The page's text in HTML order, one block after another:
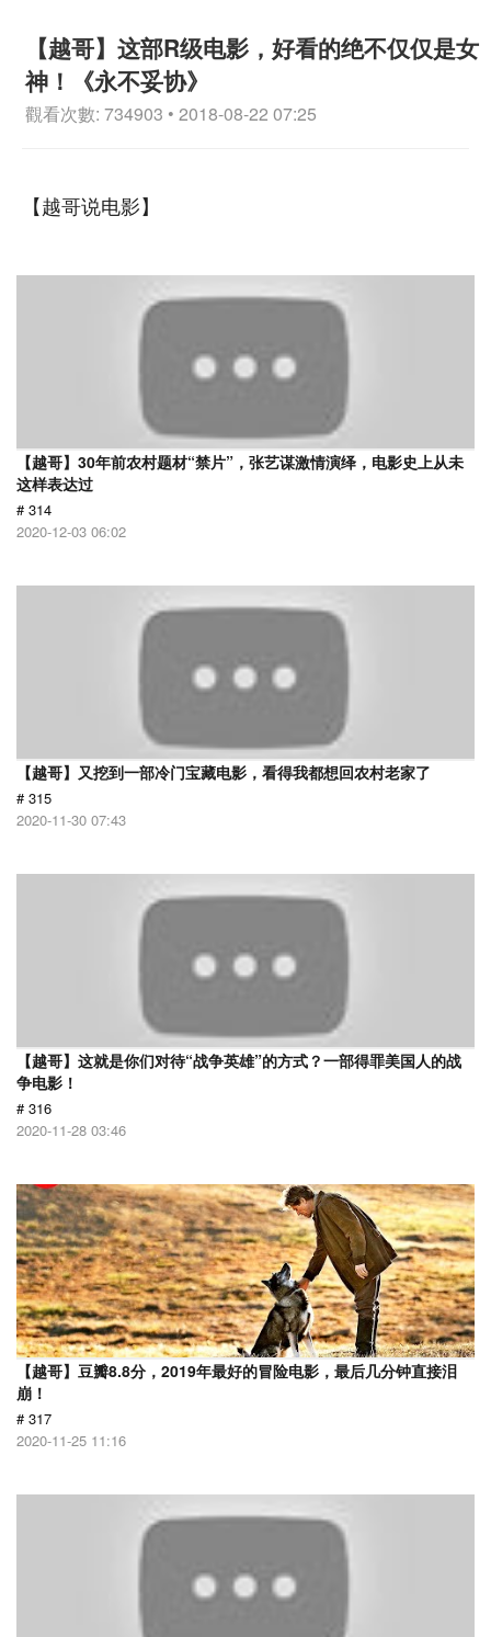
【越哥】这部R级电影，好看的绝不仅仅是女
神！《永不妥协》
觀看次數: 734903 • 2018-08-22 07:25
【越哥说电影】
【越哥】30年前农村题材“禁片”，张艺谋激情演绎，电影史上从未
这样表达过
# 314
2020-12-03 06:02
【越哥】又挖到一部冷门宝藏电影，看得我都想回农村老家了
# 315
2020-11-30 07:43
【越哥】这就是你们对待“战争英雄”的方式？一部得罪美国人的战
争电影！
# 316
2020-11-28 03:46
【越哥】豆瓣8.8分，2019年最好的冒险电影，最后几分钟直接泪
崩！
# 317
2020-11-25 11:16